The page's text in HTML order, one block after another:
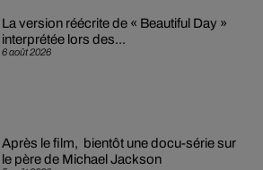
6 août 2026
La version réécrite de « Beautiful Day »
interprétée lors des...
Après le film, bientôt une docu-série sur
le père de Michael Jackson